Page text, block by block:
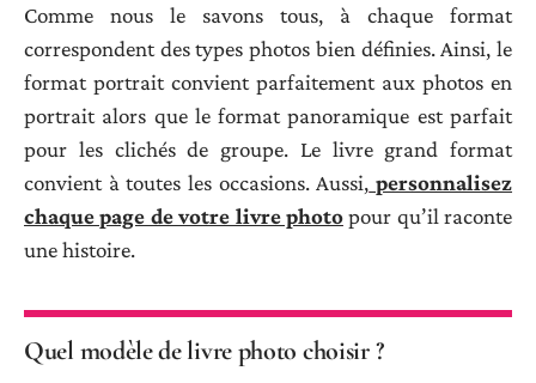
Comme nous le savons tous, à chaque format
correspondent des types photos bien définies. Ainsi, le
format portrait convient parfaitement aux photos en
portrait alors que le format panoramique est parfait
pour les clichés de groupe. Le livre grand format
convient à toutes les occasions. Aussi, personnalisez
chaque page de votre livre photopour qu’il raconte
une histoire.
Quel modèle de livre photo choisir ?